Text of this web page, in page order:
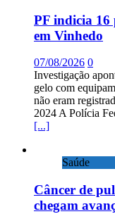
PF indicia 16
em Vinhedo
07/08/2026 0
Investigação
gelo com
não eram
2024 A Polícia
[...]
Saúde
Câncer de
chegam